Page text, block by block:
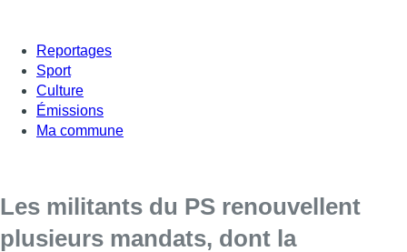
Reportages
Sport
Culture
Émissions
Ma commune
Les militants du PS renouvellent
plusieurs mandats, dont la